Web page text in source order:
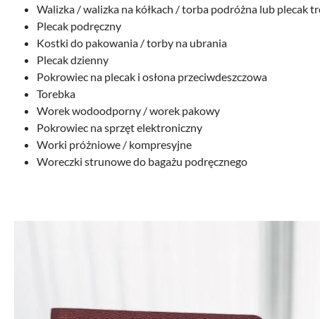
Walizka / walizka na kółkach / torba podróżna lub plecak
Plecak podręczny
Kostki do pakowania / torby na ubrania
Plecak dzienny
Pokrowiec na plecak i osłona przeciwdeszczowa
Torebka
Worek wodoodporny / worek pakowy
Pokrowiec na sprzęt elektroniczny
Worki próżniowe / kompresyjne
Woreczki strunowe do bagażu podręcznego